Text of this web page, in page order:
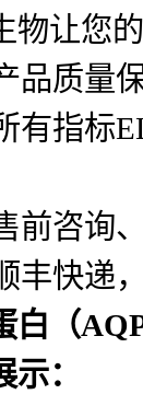
物让您的
品质量
有指标
前咨询
丰快递
白（
：